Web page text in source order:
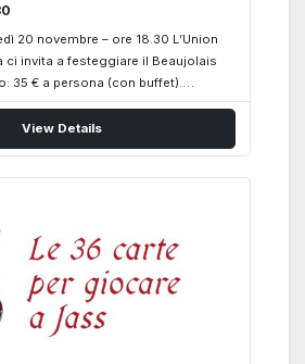
20 novembre – ore 18.30 L’Union
ci invita a festeggiare il Beaujolais
35 € a persona (con buffet).
View Details